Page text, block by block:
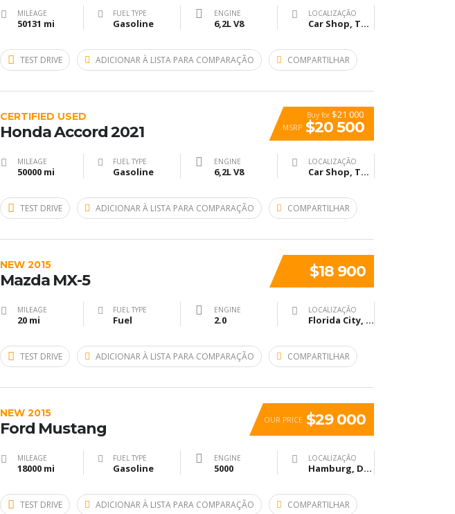
MILEAGE
50131 mi
FUEL TYPE
Gasoline
ENGINE
6,2L V8
LOCALIZAÇÃO
Car Shop, The, Ridgewood Avenue, Холи Хил, Флорида, USA
TEST DRIVE ADICIONAR À LISTA PARA COMPARAÇÃO COMPARTILHAR
Buy for $21 000
MSRP $20 500
CERTIFIED USED
Honda Accord 2021
MILEAGE
50000 mi
FUEL TYPE
Gasoline
ENGINE
6,2L V8
LOCALIZAÇÃO
Car Shop, The, Ridgewood Avenue, Холи Хил, Флорида, USA
TEST DRIVE ADICIONAR À LISTA PARA COMPARAÇÃO COMPARTILHAR
$18 900
NEW 2015
Mazda MX-5
MILEAGE
20 mi
FUEL TYPE
Fuel
ENGINE
2.0
LOCALIZAÇÃO
Florida City, FL, USA
TEST DRIVE ADICIONAR À LISTA PARA COMPARAÇÃO COMPARTILHAR
OUR PRICE $29 000
NEW 2015
Ford Mustang
MILEAGE
18000 mi
FUEL TYPE
Gasoline
ENGINE
5000
LOCALIZAÇÃO
Hamburg, Deutschland
TEST DRIVE ADICIONAR À LISTA PARA COMPARAÇÃO COMPARTILHAR